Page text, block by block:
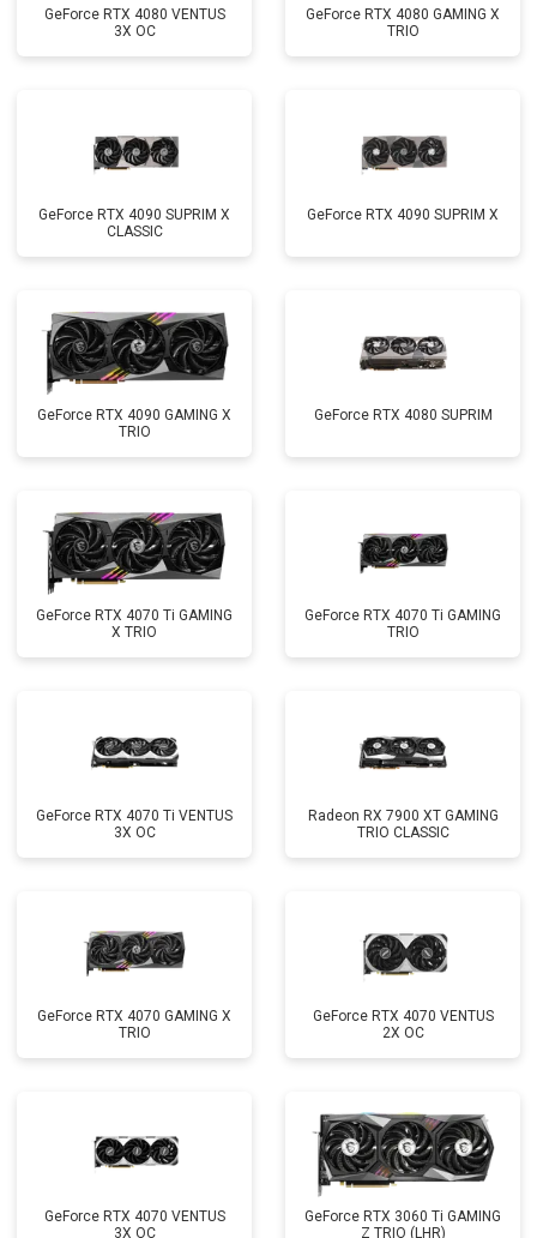
GeForce RTX 4080 VENTUS
3X OC
GeForce RTX 4080 GAMING X
TRIO
GeForce RTX 4090 SUPRIM X
CLASSIC
GeForce RTX 4090 SUPRIM X
GeForce RTX 4090 GAMING X
TRIO
GeForce RTX 4080 SUPRIM
GeForce RTX 4070 Ti GAMING
X TRIO
GeForce RTX 4070 Ti GAMING
TRIO
GeForce RTX 4070 Ti VENTUS
3X OC
Radeon RX 7900 XT GAMING
TRIO CLASSIC
GeForce RTX 4070 GAMING X
TRIO
GeForce RTX 4070 VENTUS
2X OC
GeForce RTX 4070 VENTUS
3X OC
GeForce RTX 3060 Ti GAMING
Z TRIO (LHR)